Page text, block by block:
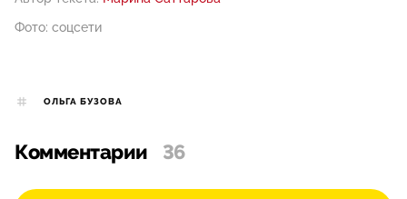
Фото: соцсети
ОЛЬГА БУЗОВА
Комментарии 36